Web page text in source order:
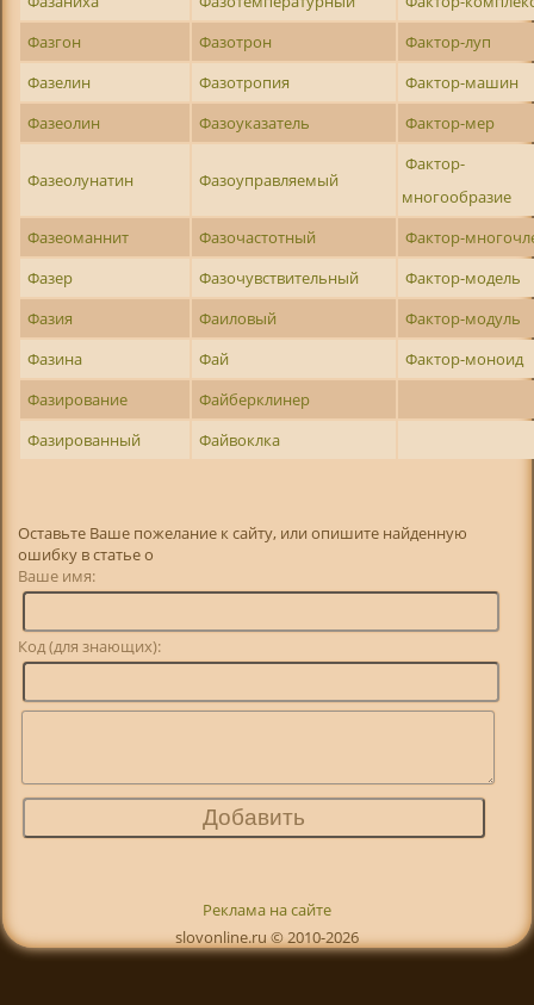
Фазгон
Фазотрон
Фактор-луп
Фазелин
Фазотропия
Фактор-машин
Фазеолин
Фазоуказатель Фактор-мер
Фазеолунатин Фазоуправляемый
Фактор-
многообразие
Фазеоманнит
Фазочастотный
Фактор-
Фазер
Фазочувствительный
Фактор-модель
Фазия
Фаиловый
Фактор-модуль
Фазина
Фай
Фактор-моноид
Фазирование
Файберклинер
Фазированный
Файвоклка
Оставьте Ваше пожелание к сайту, или опишите найденную
ошибку в статье о
Ваше имя:
Код (для знающих):
Реклама на сайте
slovonline.ru © 2010-2026